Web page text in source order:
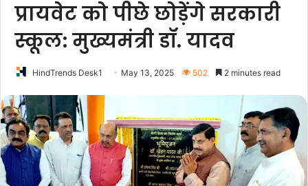
प्रायवेट को पीछे छोड़ेंगे सरकारी
स्कूल: मुख्यमंत्री डॉ. यादव
HindTrends Desk1 May 13, 2025 502 2 minutes read